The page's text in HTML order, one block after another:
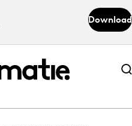
Download
Abonneer nu
Abonneer nu